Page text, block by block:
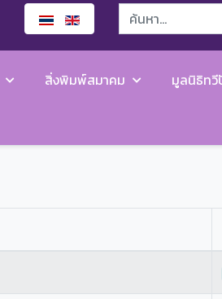
สิ่งพิมพ์สมาคม
มูลนิธิท